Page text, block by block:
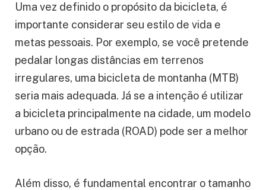
Uma vez definido o propósito da bicicleta, é
importante considerar seu estilo de vida e
metas pessoais. Por exemplo, se você pretende
pedalar longas distâncias em terrenos
irregulares, uma bicicleta de montanha (MTB)
seria mais adequada. Já se a intenção é utilizar
a bicicleta principalmente na cidade, um modelo
urbano ou de estrada (ROAD) pode ser a melhor
opção.
Além disso, é fundamental encontrar o tamanho